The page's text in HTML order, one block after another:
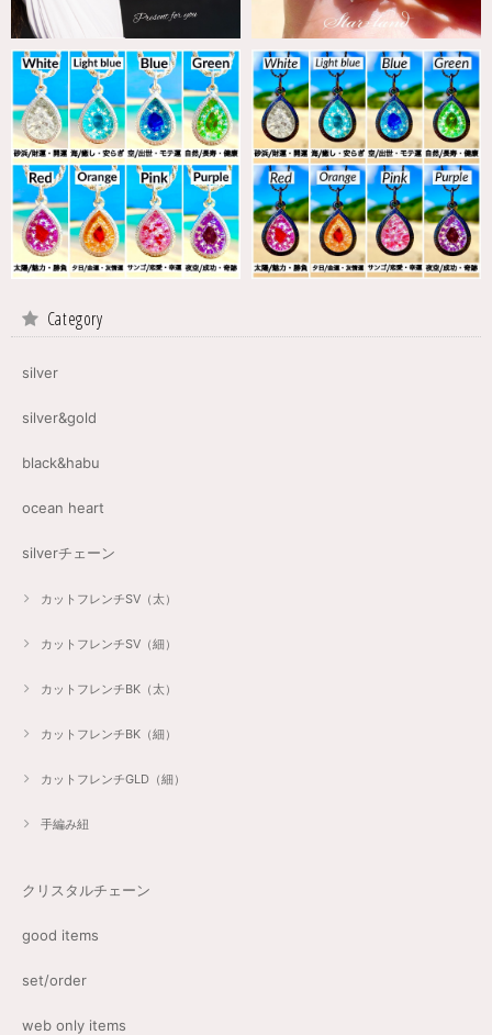
Category
silver
silver&gold
black&habu
ocean heart
silverチェーン
カットフレンチSV（太）
カットフレンチSV（細）
カットフレンチBK（太）
カットフレンチBK（細）
カットフレンチGLD（細）
手編み紐
クリスタルチェーン
good items
set/order
web only items